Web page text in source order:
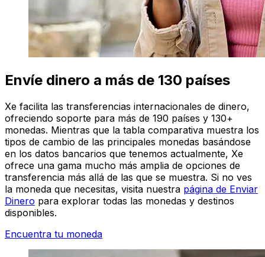
Envíe dinero a más de 130 países
Xe facilita las transferencias internacionales de dinero,
ofreciendo soporte para más de 190 países y 130+
monedas. Mientras que la tabla comparativa muestra los
tipos de cambio de las principales monedas basándose
en los datos bancarios que tenemos actualmente, Xe
ofrece una gama mucho más amplia de opciones de
transferencia más allá de las que se muestra. Si no ves
la moneda que necesitas, visita nuestra página de Enviar
Dinero para explorar todas las monedas y destinos
disponibles.
Encuentra tu moneda